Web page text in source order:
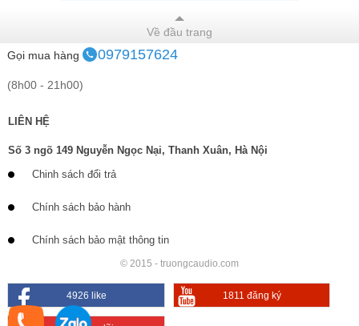
Về đầu trang
Gọi mua hàng
0979157624
(8h00 - 21h00)
LIÊN HỆ
Số 3 ngõ 149 Nguyễn Ngọc Nại, Thanh Xuân, Hà Nội
Chinh sách đổi trả
Chính sách bảo hành
Chính sách bảo mật thông tin
© 2015 - truongcaudio.com
4926 like 1811 đăng ký